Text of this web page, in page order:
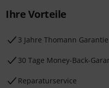
Ihre Vorteile
3 Jahre Thomann Garantie
30 Tage Money-Back-
Reparaturservice